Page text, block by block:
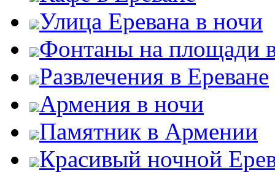
Улица Еревана в ночи
Фонтаны на площади
Развлечения в Ереване
Армения в ночи
Памятник в Армении
Красивый ночной